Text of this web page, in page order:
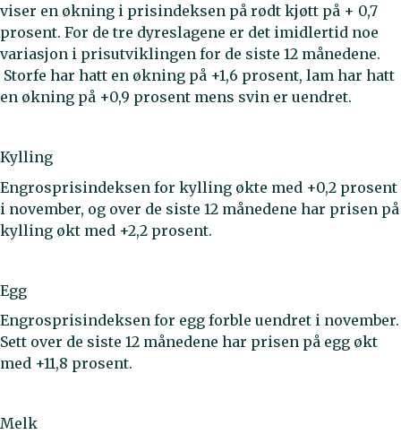
viser en økning i prisindeksen på rødt kjøtt på + 0,7
prosent. For de tre dyreslagene er det imidlertid noe
variasjon i prisutviklingen for de siste 12 månedene.
Storfe har hatt en økning på +1,6 prosent, lam har hatt
en økning på +0,9 prosent mens svin er uendret.
Kylling
Engrosprisindeksen for kylling økte med +0,2 prosent
i november, og over de siste 12 månedene har prisen på
kylling økt med +2,2 prosent.
Egg
Engrosprisindeksen for egg forble uendret i november.
Sett over de siste 12 månedene har prisen på egg økt
med +11,8 prosent.
Melk